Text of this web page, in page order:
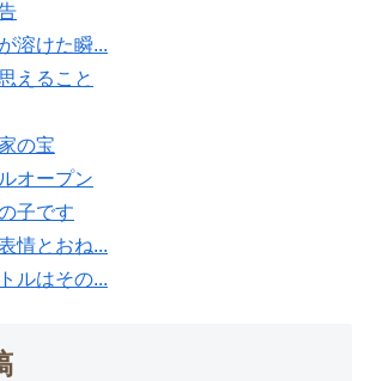
溶けた瞬...
えること
の宝
オープン
子です
情とおね...
ルはその...